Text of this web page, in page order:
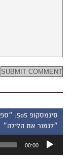
״לגמור את הלילה״
אודיו
00:00